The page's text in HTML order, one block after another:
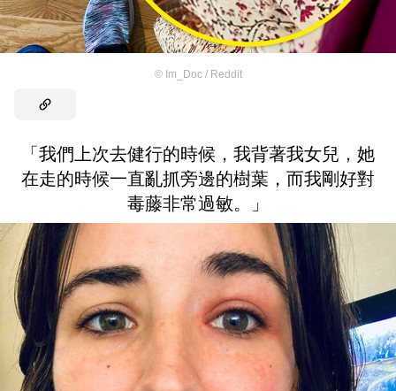
© Im_Doc / Reddit
「我們上次去健行的時候，我背著我女兒，她
在走的時候一直亂抓旁邊的樹葉，而我剛好對
毒藤非常過敏。」